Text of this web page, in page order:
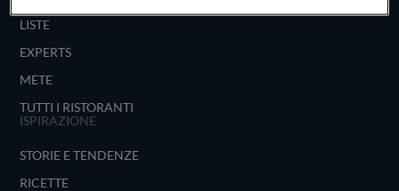
LISTE
EXPERTS
METE
TUTTI I RISTORANTI
ISPIRAZIONE
STORIE E TENDENZE
RICETTE